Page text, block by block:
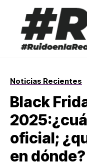
Noticias Recientes
Black
oficial;
en dónde?